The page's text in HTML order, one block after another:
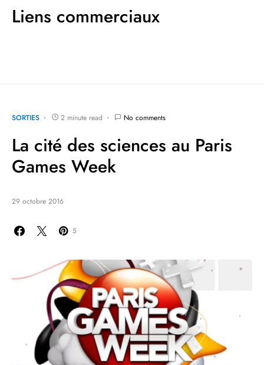
Liens commerciaux
SORTIES 2 minute read No comments
La cité des sciences au Paris
Games Week
29 octobre 2016
5